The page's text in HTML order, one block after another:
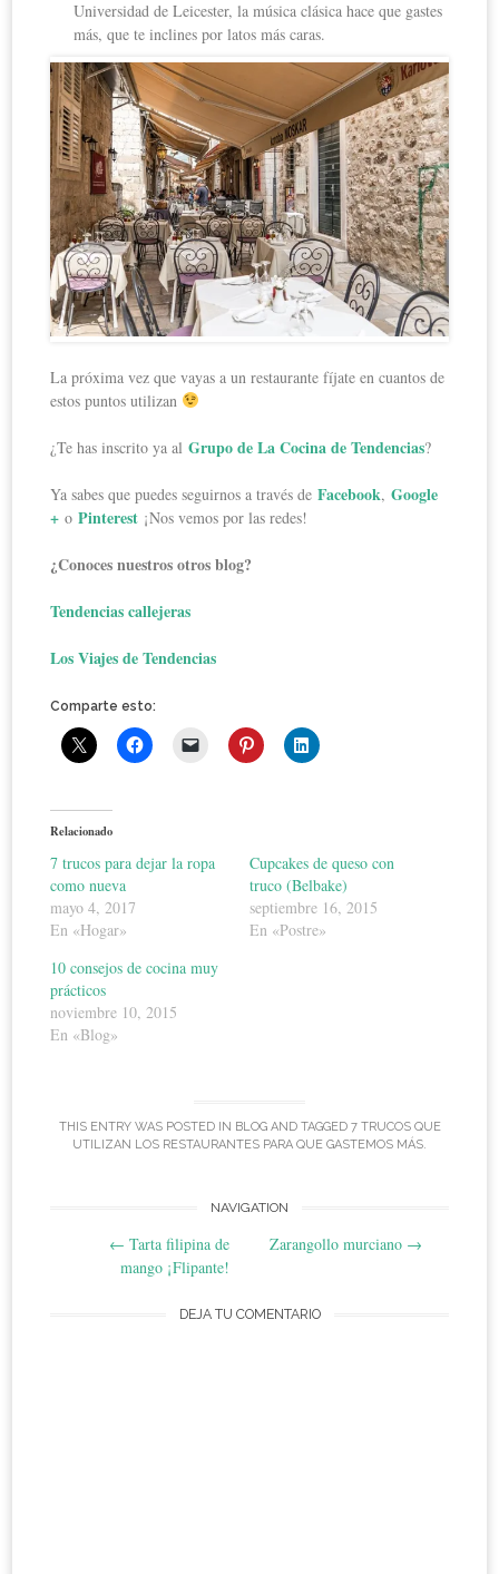
Universidad de Leicester, la música clásica hace que gastes
más, que te inclines por latos más caras.
La próxima vez que vayas a un restaurante fíjate en cuantos de
estos puntos utilizan
¿Te has inscrito ya alGrupo de La Cocina de Tendencias?
Ya sabes que puedes seguirnos a través deFacebook,Google
+ oPinterest ¡Nos vemos por las redes!
¿Conoces nuestros otros blog?
Tendencias callejeras
Los Viajes de Tendencias
Comparte esto:
Relacionado
7 trucos para dejar la ropa
como nueva
mayo 4, 2017
En «Hogar»
Cupcakes de queso con
truco (Belbake)
septiembre 16, 2015
En «Postre»
10 consejos de cocina muy
prácticos
noviembre 10, 2015
En «Blog»
THIS ENTRY WAS POSTED IN BLOGAND TAGGED 7 TRUCOS QUE
UTILIZAN LOS RESTAURANTES PARA QUE GASTEMOS MÁS.
navigation
NAVIGATION
← Tarta filipina de
mango ¡Flipante!
Zarangollo murciano →
DEJA TU COMENTARIO